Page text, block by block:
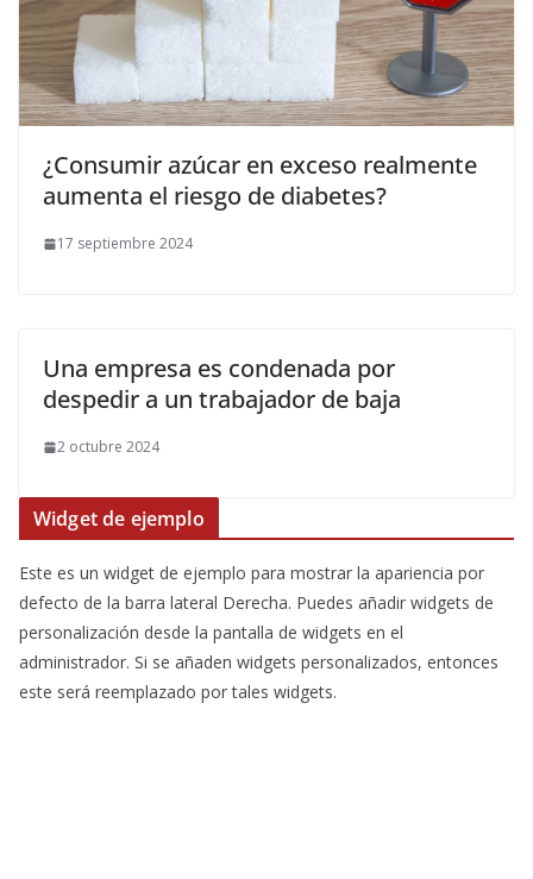
¿Consumir azúcar en exceso realmente
aumenta el riesgo de diabetes?
17 septiembre 2024
Una empresa es condenada por
despedir a un trabajador de baja
2 octubre 2024
Widget de ejemplo
Este es un widget de ejemplo para mostrar la apariencia por
defecto de la barra lateral Derecha. Puedes añadir widgets de
personalización desde la pantalla de widgets en el
administrador. Si se añaden widgets personalizados, entonces
este será reemplazado por tales widgets.